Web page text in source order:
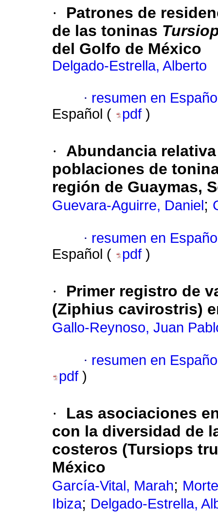
·
Patrones de
de las toninas
del Golfo de México
Delgado-Estrella, Alberto
· resumen en
Español (
pdf )
·
Abundancia
poblaciones de
región de Guaymas,
Guevara-Aguirre, Daniel ;
· resumen en
Español (
pdf )
·
Primer registro de
(Ziphius cavirostris)
Gallo-Reynoso, Juan
· resumen en
pdf )
·
Las asociaciones
con la diversidad de
costeros (Tursiops
México
García-Vital, Marah;
Ibiza; Delgado-Estrella,